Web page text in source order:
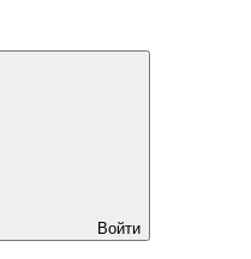
Войти